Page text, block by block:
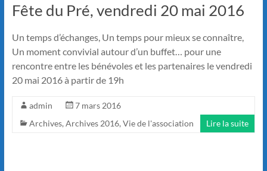
Fête du Pré, vendredi 20 mai 2016
Un temps d’échanges, Un temps pour mieux se connaître,
Un moment convivial autour d’un buffet… pour une
rencontre entre les bénévoles et les partenaires le vendredi
20 mai 2016 à partir de 19h
admin
7 mars 2016
Archives, Archives 2016, Vie de l'association Lire la suite